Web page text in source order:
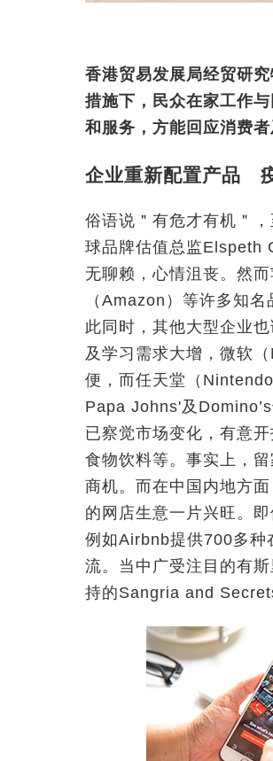
香港贸易发展局经贸研
措施下，民众在家工作
和服务，方能回应消费者
企业重新配置产品
俗语说＂有危才有机＂
球品牌估值总监Elspeth
无聊赖，心情沮丧。然
（Amazon）等许多知
此同时，其他大型企业
及学习需求大增，微软
便，而任天堂（
Papa Johns'及
已察觉市场变化，有意
食物饮料等。事实上，
商机。而在中国内地方
的网店生意一片兴旺。
例如Airbnb提供700多种
流。当中广受注目的有
持的Sangria and